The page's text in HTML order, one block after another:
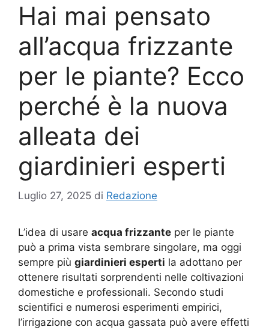
Hai mai pensato
all’acqua frizzante
per le piante? Ecco
perché è la nuova
alleata dei
giardinieri esperti
Luglio 27, 2025 di Redazione
L’idea di usare acqua frizzante per le piante
può a prima vista sembrare singolare, ma oggi
sempre più giardinieri esperti la adottano per
ottenere risultati sorprendenti nelle coltivazioni
domestiche e professionali. Secondo studi
scientifici e numerosi esperimenti empirici,
l’irrigazione con acqua gassata può avere effetti